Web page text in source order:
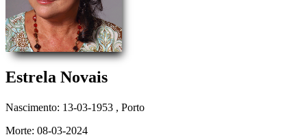
Estrela Novais
Nascimento: 13-03-1953 , Porto
Morte: 08-03-2024